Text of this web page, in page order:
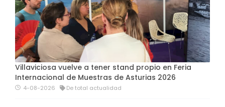
Villaviciosa vuelve a tener stand propio en Feria
Internacional de Muestras de Asturias 2026
4-08-2026 De total actualidad